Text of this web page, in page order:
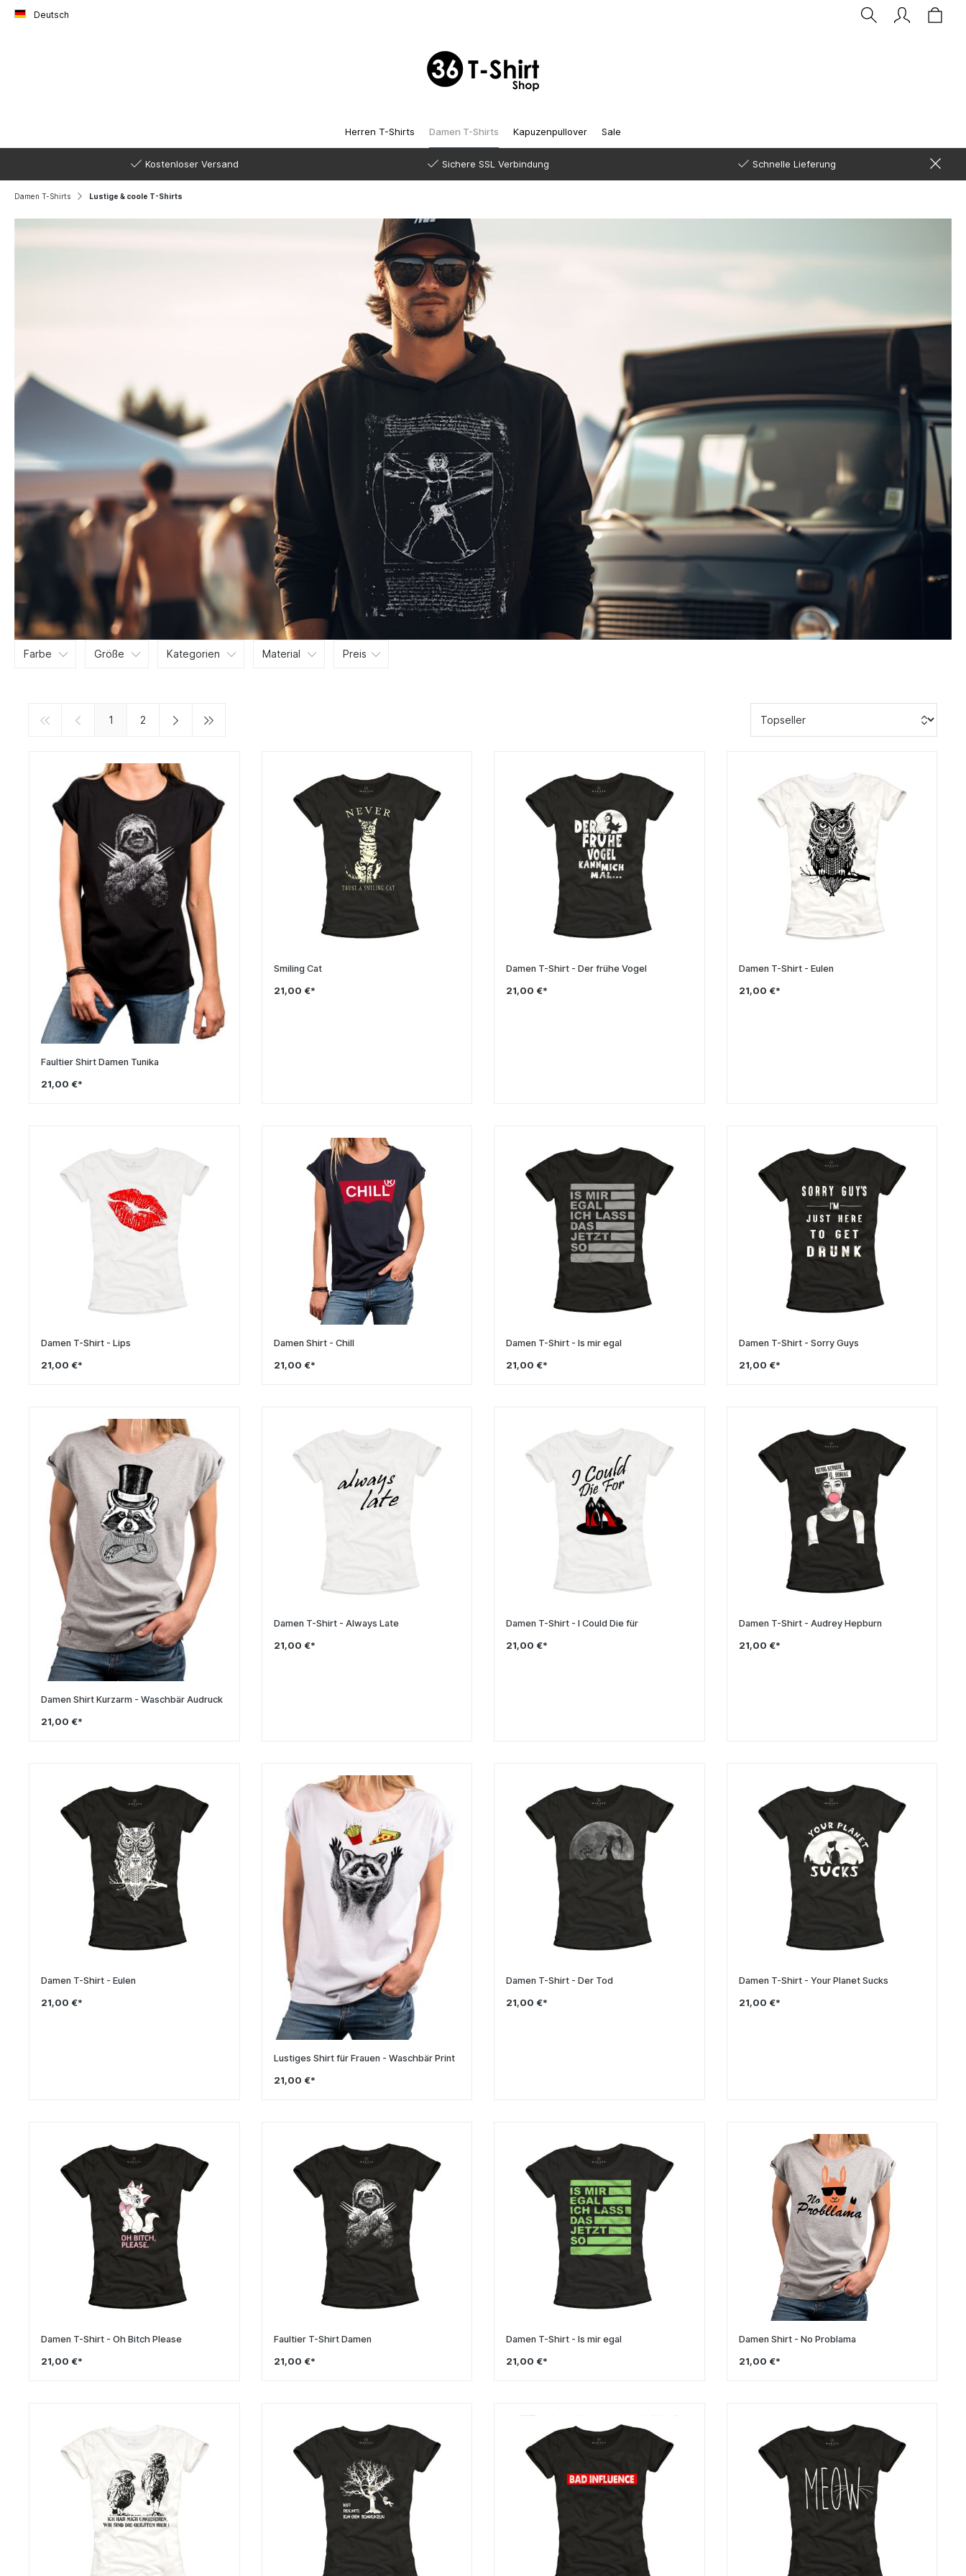
Deutsch
Herren T-Shirts Damen T-Shirts Kapuzenpullover Sale
Kostenloser Versand Sichere SSL Verbindung Schnelle Lieferung
Damen T-Shirts Lustige & coole T-Shirts
Farbe Größe Kategorien Material Preis
1 2
Faultier Shirt Damen Tunika
21,00 €*
Smiling Cat
21,00 €*
Damen T-Shirt - Der frühe Vogel
21,00 €*
Damen T-Shirt - Eulen
21,00 €*
Damen T-Shirt - Lips
21,00 €*
Damen Shirt - Chill
21,00 €*
Damen T-Shirt - Is mir egal
21,00 €*
Damen T-Shirt - Sorry Guys
21,00 €*
Damen Shirt Kurzarm - Waschbär Audruck
21,00 €*
Damen T-Shirt - Always Late
21,00 €*
Damen T-Shirt - I Could Die für
21,00 €*
Damen T-Shirt - Audrey Hepburn
21,00 €*
Damen T-Shirt - Eulen
21,00 €*
Lustiges Shirt für Frauen - Waschbär Print
21,00 €*
Damen T-Shirt - Der Tod
21,00 €*
Damen T-Shirt - Your Planet Sucks
21,00 €*
Damen T-Shirt - Oh Bitch Please
21,00 €*
Faultier T-Shirt Damen
21,00 €*
Damen T-Shirt - Is mir egal
21,00 €*
Damen Shirt - No Problama
21,00 €*